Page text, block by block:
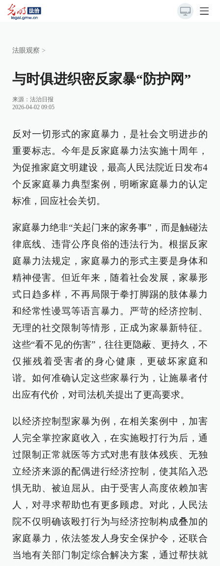
法眼观察 >
与时俱进织密反家暴“防护网”
来源： 法治日报
2026-04-02 09:05
反对一切形式的家庭暴力，是社会文明进步的
重要标志。今年是反家庭暴力法实施十周年，
为促推家庭文明建设，最高人民法院近日发布4
个反家庭暴力典型案例，明晰家庭暴力的认定
标准，回应社会关切。
家庭暴力绝非“关起门来的家务事”，而是触碰法
律底线、违背公序良俗的违法行为。根据反家
庭暴力法规定，家庭暴力的形式主要是身体和
精神侵害。但近年来，随着社会发展，家暴形
式日趋多样，不再局限于拳打脚踢的肢体暴力
和经常性谩骂等语言暴力。严苛的经济控制、
无理的社交限制等情形，正成为家暴新特征。
这些“看不见的伤害”，往往更隐蔽、更持久，不
仅摧残着受害者的身心健康，更破坏家庭和
谐。如何准确认定这些家暴行为，让施暴者付
出应有代价，对司法机关提出了更高要求。
以经济控制型家暴为例，在相关案例中，加害
人完全掌控家庭收入，在实施殴打行为后，通
过限制正常就医等方式对患有肢体残疾、无独
立经济来源的配偶进行经济控制，使其陷入恐
惧无助、被迫屈从。由于受害人高度依赖加害
人，对寻求帮助也有更多顾虑。对此，人民法
院不仅明确该殴打行为与经济控制构成叠加的
家庭暴力，依法签发人身安全保护令，还联合
当地有关部门制定综合解决方案，通过帮扶就